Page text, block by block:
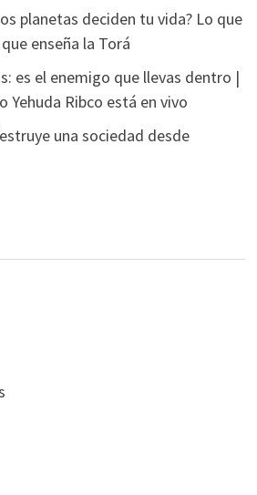
planetas deciden tu vida? Lo que
enseña la Torá
es el enemigo que llevas dentro |
Yehuda Ribco está en vivo
una sociedad desde